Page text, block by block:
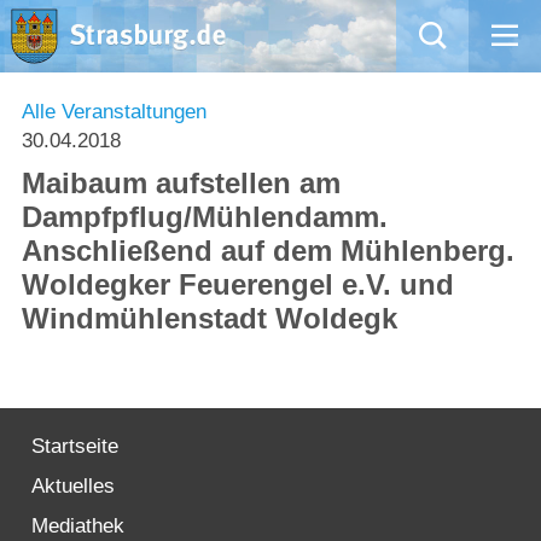
Mängelmeldung
Rathaus
Natur – Kultur – Tourismus
Willkommen in Strasburg (Uckermark)
Alle Veranstaltungen
30.04.2018
Maibaum aufstellen am
Dampfpflug/Mühlendamm.
Anschließend auf dem Mühlenberg.
Woldegker Feuerengel e.V. und
Windmühlenstadt Woldegk
Startseite
Aktuelles
Mediathek